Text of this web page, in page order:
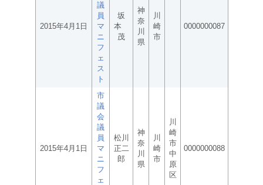
2015年4月1日
議
員
マ
ニ
フ
ェ
ス
ト
坂
本
茂
神
奈
川
県
川
崎
市
0000000087
2015年4月1日
市
議
会
議
員
マ
ニ
フ
ェ
松川
正二
郎
神
奈
川
県
川
崎
市
川
崎
市
中
原
区
0000000088